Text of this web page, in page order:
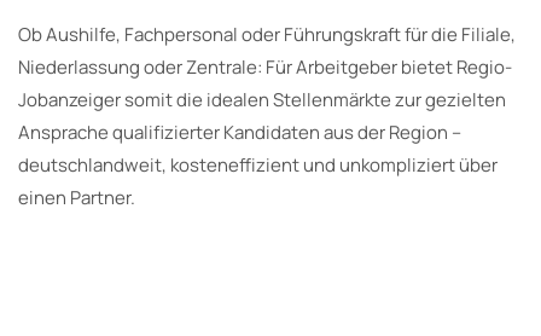
Ob Aushilfe, Fachpersonal oder Führungskraft für die Filiale,
Niederlassung oder Zentrale: Für Arbeitgeber bietet Regio-
Jobanzeiger somit die idealen Stellenmärkte zur gezielten
Ansprache qualifizierter Kandidaten aus der Region –
deutschlandweit, kosteneffizient und unkompliziert über
einen Partner.